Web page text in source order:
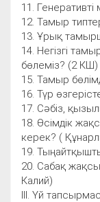
11.
12. Тамыр
13. Ұрық
14. Негізгі
бөлеміз? (2 КШ)
15. Тамыр
16. Түр
17. Сәбіз,
18. Өсімдік
керек? (
19.
20. Сабақ
Калий)
ІІІ. Үй